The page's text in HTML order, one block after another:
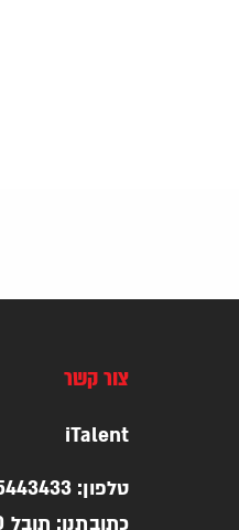
צור קשר
iTalent
טלפון: 03-5443433
כתובתנו: תובל 40, רמת גן, מגדלי ספיר.